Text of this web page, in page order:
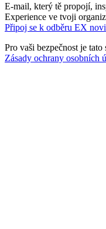
E-mail, který tě propojí,
Experience ve tvoji
Připoj se k odběru EX
Pro vaši bezpečnost je
Zásady ochrany osobních